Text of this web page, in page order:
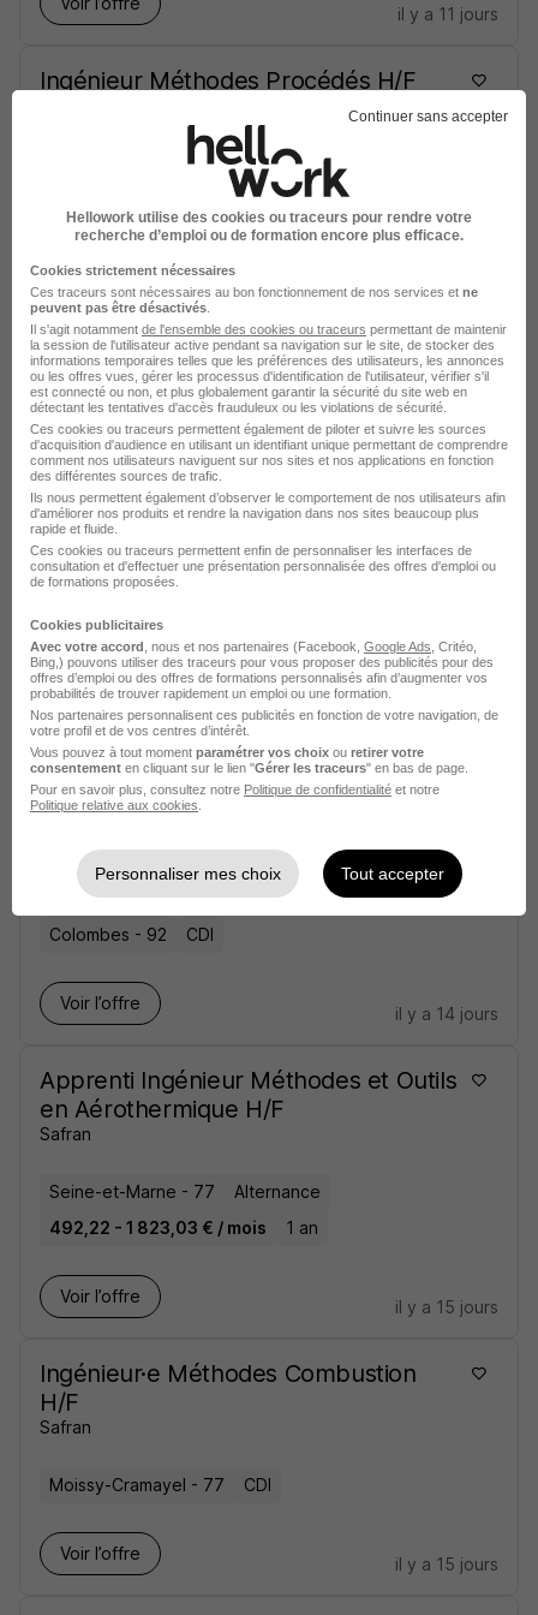
il y a 11 jours
Ingénieur Méthodes Procédés H/F
CDI
Voir l’offre
il y a 12 jours
Ingénieur Méthode Mesure
Dimensionnelle H/F
Safran
Moissy-Cramayel - 77 CDI
il y a 12 jours
Ingénieur·e Méthodes Assemblage
H/F
Safran
Gonfreville-l'Orcher - 76 CDI
Voir l’offre
il y a 13 jours
Safran
Colombes - 92 CDI
Voir l’offre
il y a 14 jours
Apprenti Ingénieur Méthodes et Outils
en Aérothermique H/F
Safran
Seine-et-Marne - 77
Alternance
492,22 - 1 823,03 € / mois
1 an
Voir l’offre
il y a 15 jours
Ingénieur·e Méthodes Combustion
H/F
Safran
Moissy-Cramayel - 77 CDI
Voir l’offre
il y a 15 jours
Continuer sans accepter
Hellowork utilise des cookies ou traceurs pour rendre votre
recherche d’emploi ou de formation encore plus efficace.
Cookies strictement nécessaires
Ces traceurs sont nécessaires au bon fonctionnement de nos services et ne
peuvent pas être désactivés
Il s'agit notamment de l'ensemble des cookies ou traceurs permettant de maintenir
la session de l'utilisateur active pendant sa navigation sur le site, de stocker des
informations temporaires telles que les préférences des utilisateurs, les annonces
ou les offres vues, gérer les processus d'identification de l'utilisateur, vérifier s'il
est connecté ou non, et plus globalement garantir la sécurité du site web en
détectant les tentatives d'accès frauduleux ou les violations de sécurité.
Ces cookies ou traceurs permettent également de piloter et suivre les sources
d'acquisition d'audience en utilisant un identifiant unique permettant de comprendre
comment nos utilisateurs naviguent sur nos sites et nos applications en fonction
des différentes sources de trafic.
Ils nous permettent également d’observer le comportement de nos utilisateurs afin
d'améliorer nos produits et rendre la navigation dans nos sites beaucoup plus
rapide et fluide.
Ces cookies ou traceurs permettent enfin de personnaliser les interfaces de
consultation et d'effectuer une présentation personnalisée des offres d'emploi ou
de formations proposées.
Cookies publicitaires
Avec votre accord , nous et nos partenaires (Facebook, Google Ads , Critéo,
Bing,) pouvons utiliser des traceurs pour vous proposer des publicités pour des
offres d’emploi ou des offres de formations personnalisés afin d’augmenter vos
probabilités de trouver rapidement un emploi ou une formation.
Nos partenaires personnalisent ces publicités en fonction de votre navigation, de
votre profil et de vos centres d’intérêt.
Vous pouvez à tout moment paramétrer vos choix ou retirer votre
consentement en cliquant sur le lien "Gérer les traceurs" en bas de page.
Pour en savoir plus, consultez notre Politique de confidentialité et notre
Politique relative aux cookies
Personnaliser mes choix Tout accepter